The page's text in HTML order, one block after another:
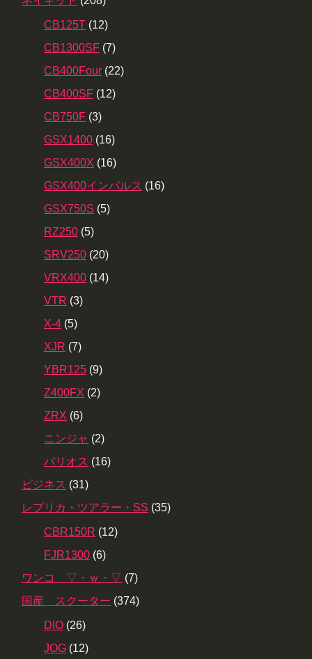
CB125T (12)
CB1300SF (7)
CB400Four (22)
CB400SF (12)
CB750F (3)
GSX1400 (16)
GSX400X (16)
GSX400インパルス (16)
GSX750S (5)
RZ250 (5)
SRV250 (20)
VRX400 (14)
VTR (3)
X-4 (5)
XJR (7)
YBR125 (9)
Z400FX (2)
ZRX (6)
ニンジャ (2)
バリオス (16)
ビジネス (31)
レプリカ・ツアラー・SS (35)
CBR150R (12)
FJR1300 (6)
ワンコ ▽・ｗ・▽ (7)
国産 スクーター (374)
DIO (26)
JOG (12)